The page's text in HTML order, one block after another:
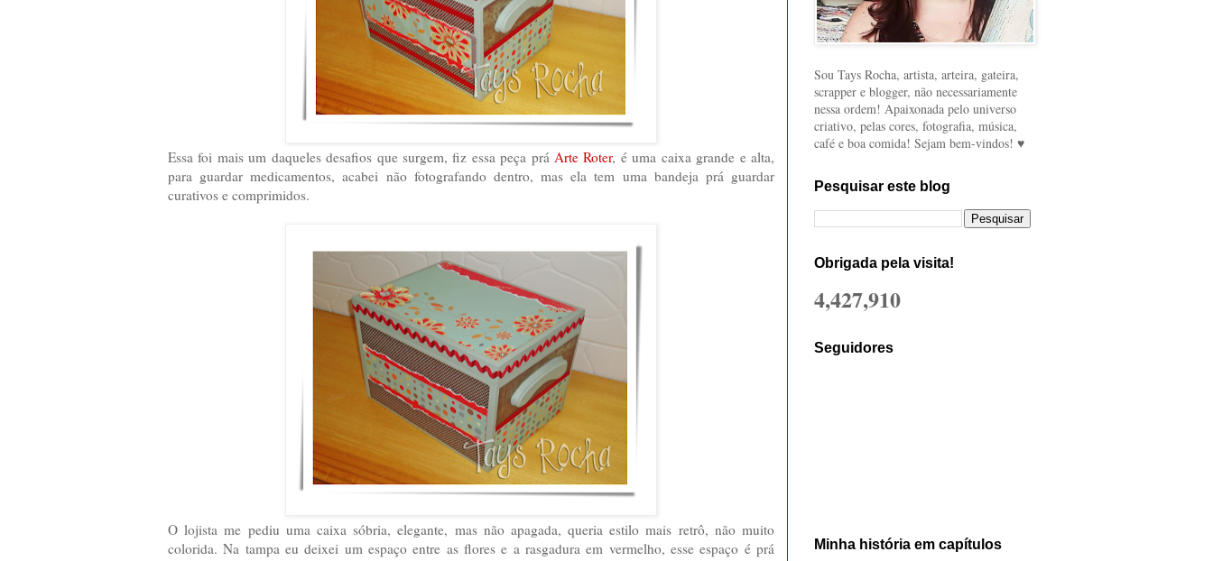
Essa foi mais um daqueles desafios que surgem, fiz essa peça práArte Roter, é uma caixa grande e alta,
para guardar medicamentos, acabei não fotografando dentro, mas ela tem uma bandeja prá guardar
curativos e comprimidos.
O lojista me pediu uma caixa sóbria, elegante, mas não apagada, queria estilo mais retrô, não muito
colorida. Na tampa eu deixei um espaço entre as flores e a rasgadura em vermelho, esse espaço é prá
Sou Tays Rocha, artista, arteira, gateira,
scrapper e blogger, não necessariamente
nessa ordem! Apaixonada pelo universo
criativo, pelas cores, fotografia, música,
café e boa comida! Sejam bem-vindos! ♥
Pesquisar este blog
Obrigada pela visita!
4,427,910
Seguidores
Minha história em capítulos